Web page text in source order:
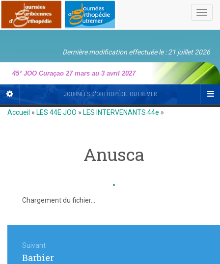
Dernière modification effectuée le : 21 juillet 2026
45° JOO Curaçao 27 mars au 3 avril 2027
JOURNÉES D'ORTHOPÉDIE OUTREMER
Accueil » LES 44E JOO » LES INTERVENANTS 44e »
Anusca
Chargement du fichier...
deSuivant
Article
Barbier